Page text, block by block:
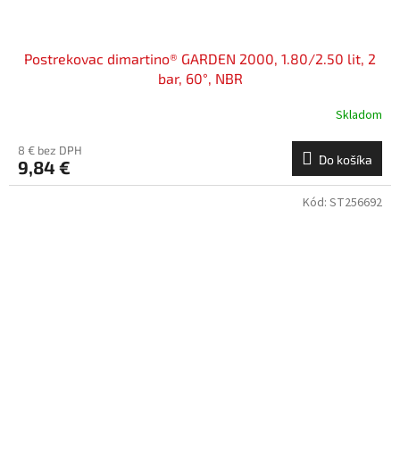
Postrekovac dimartino® GARDEN 2000, 1.80/2.50 lit, 2
bar, 60°, NBR
Skladom
8 € bez DPH
9,84 € Do košíka
Kód: ST256692